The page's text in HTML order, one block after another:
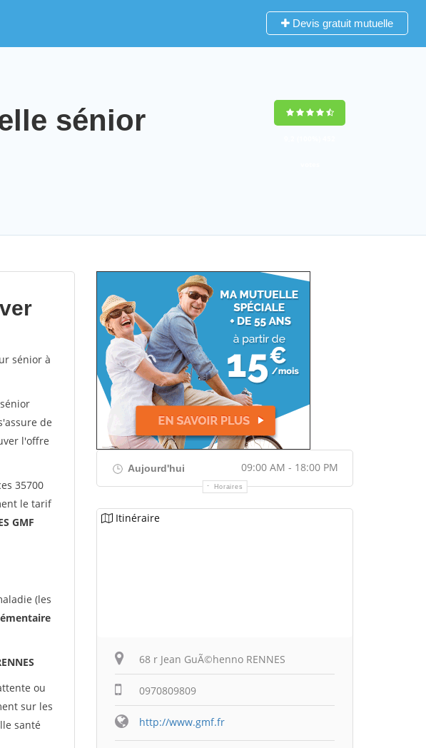
Devis gratuit mutuelle
sénior
sénior à
de
l'offre
35700
le tarif
GMF
(les
ou
sur les
santé
Aujourd'hui 09:00 AM - 18:00 PM
Horaires
Itinéraire
68 r Jean GuÃ©henno RENNES
0970809809
http://www.gmf.fr